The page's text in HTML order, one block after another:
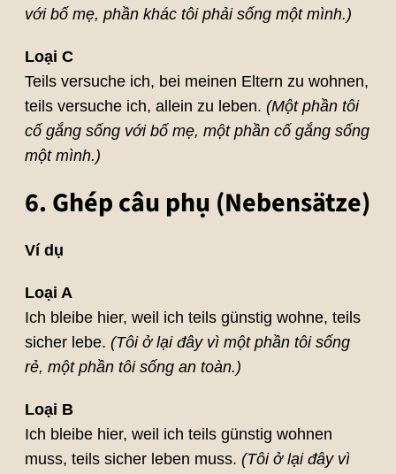
với bố mẹ, phần khác tôi phải sống một mình.)
Loại C
Teils versuche ich, bei meinen Eltern zu wohnen,
teils versuche ich, allein zu leben. (Một phần tôi
cố gắng sống với bố mẹ, một phần cố gắng sống
một mình.)
6. Ghép câu phụ (Nebensätze)
Ví dụ
Loại A
Ich bleibe hier, weil ich teils günstig wohne, teils
sicher lebe. (Tôi ở lại đây vì một phần tôi sống
rẻ, một phần tôi sống an toàn.)
Loại B
Ich bleibe hier, weil ich teils günstig wohnen
muss, teils sicher leben muss. (Tôi ở lại đây vì